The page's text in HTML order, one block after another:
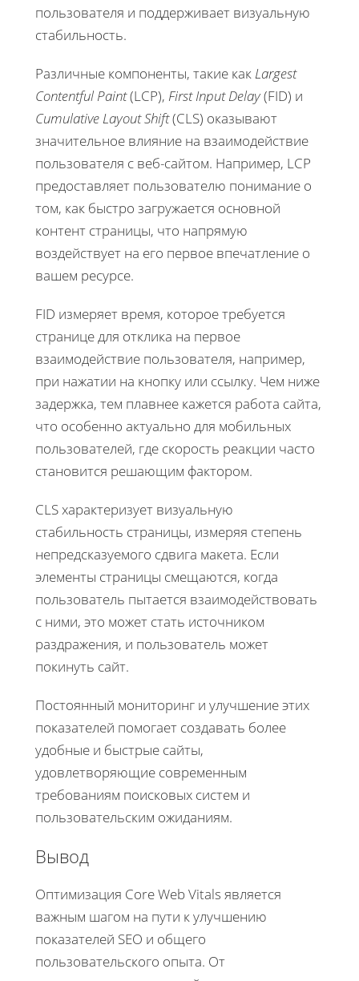
пользователя и поддерживает визуальную
стабильность.
Различные компоненты, такие как Largest
Contentful Paint(LCP), First Input Delay(FID) и
Cumulative Layout Shift(CLS) оказывают
значительное влияние на взаимодействие
пользователя с веб-сайтом. Например, LCP
предоставляет пользователю понимание о
том, как быстро загружается основной
контент страницы, что напрямую
воздействует на его первое впечатление о
вашем ресурсе.
FID измеряет время, которое требуется
странице для отклика на первое
взаимодействие пользователя, например,
при нажатии на кнопку или ссылку. Чем ниже
задержка, тем плавнее кажется работа сайта,
что особенно актуально для мобильных
пользователей, где скорость реакции часто
становится решающим фактором.
CLS характеризует визуальную
стабильность страницы, измеряя степень
непредсказуемого сдвига макета. Если
элементы страницы смещаются, когда
пользователь пытается взаимодействовать
с ними, это может стать источником
раздражения, и пользователь может
покинуть сайт.
Постоянный мониторинг и улучшение этих
показателей помогает создавать более
удобные и быстрые сайты,
удовлетворяющие современным
требованиям поисковых систем и
пользовательским ожиданиям.
Вывод
Оптимизация Core Web Vitals является
важным шагом на пути к улучшению
показателей SEO и общего
пользовательского опыта. От